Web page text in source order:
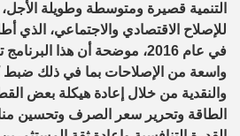
التنمية قصيرة ومتوسطة وطويلة الأجل،
للإصلاح الاقتصادي والاجتماعي، الذي
في عام 2016، موضحة أن هذا
واسعة من الإصلاحات بما في ذلك ضبط
والنقدية من خلال إعادة هيكلة بعض
الطاقة وتحرير سعر الصرف وتحسين